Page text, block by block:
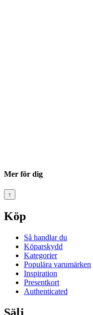
Mer för dig
↑
Köp
Så handlar du
Köparskydd
Kategorier
Populära varumärken
Inspiration
Presentkort
Authenticated
Sälj